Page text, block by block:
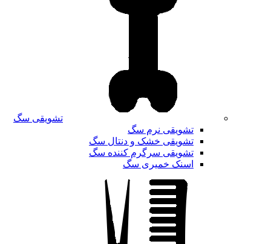
تشویقی سگ
تشویقی نرم سگ
تشویقی خشک و دنتال سگ
تشویقی سرگرم کننده سگ
اسنک خمیری سگ